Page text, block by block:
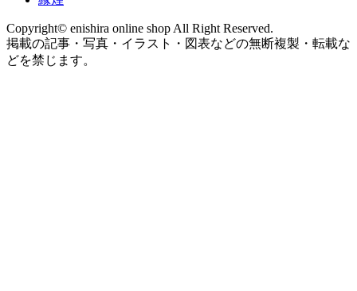
Copyright© enishira online shop All Right Reserved.
掲載の記事・写真・イラスト・図表などの無断複製・転載な
どを禁じます。